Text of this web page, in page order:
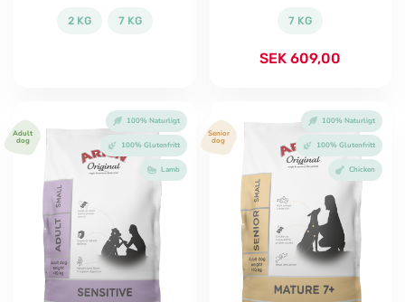
2 KG 7 KG 7 KG
SEK609,00
Adult
dog
100% Naturligt
100% Glutenfritt
Lamb
Senior
dog
100% Naturligt
100% Glutenfritt
Chicken